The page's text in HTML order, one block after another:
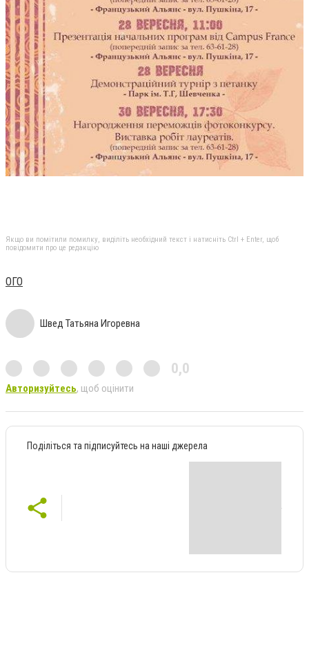
Якщо ви помітили помилку, виділіть необхідний текст і натисніть Ctrl + Enter, щоб
повідомити про це редакцію
ОГО
Швед Татьяна Игоревна
0,0
Авторизуйтесь, щоб оцінити
Поділіться та підписуйтесь на наші джерела